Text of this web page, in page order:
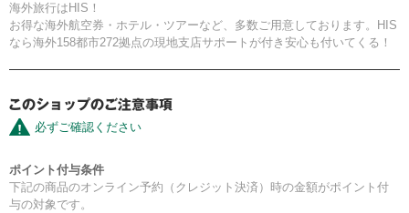
海外旅行はHIS！
お得な海外航空券・ホテル・ツアーなど、多数ご用意しております。HIS
なら海外158都市272拠点の現地支店サポートが付き安心も付いてくる！
必ずご確認ください
ポイント付与条件
下記の商品のオンライン予約（クレジット決済）時の金額がポイント付
与の対象です。